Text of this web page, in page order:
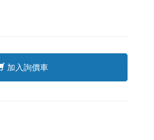
加入詢價車